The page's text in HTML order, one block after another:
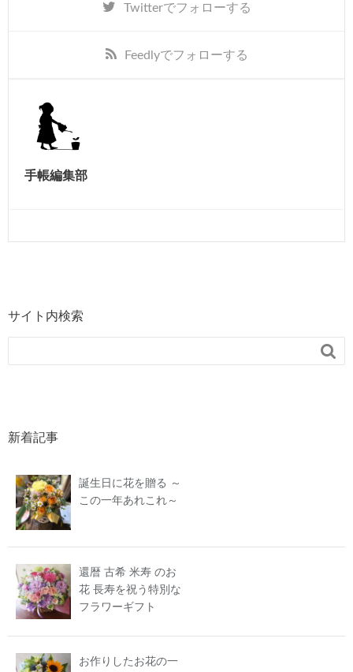
Twitterでフォローする
Feedlyでフォローする
手帳編集部
サイト内検索

新着記事
誕生日に花を贈る ～
この一年あれこれ～
還暦 古希 米寿 のお
花 長寿を祝う特別な
フラワーギフト
お作りしたお花の一